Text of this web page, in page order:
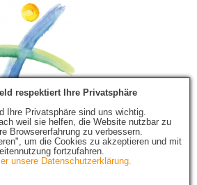
Glascontainer
respektiert Ihre Privatsphäre
Ihre Privatsphäre sind uns wichtig.
weil sie helfen, die Website nutzbar zu
Browsererfahrung zu verbessern.
um die Cookies zu akzeptieren und mit
fortzufahren.
unsere Datenschutzerklärung.